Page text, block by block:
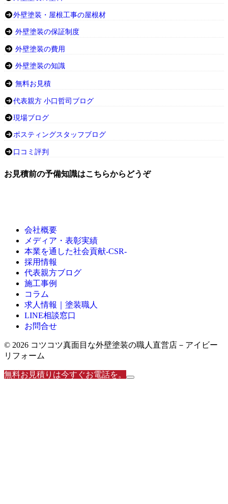
外壁塗装・屋根工事の屋根材
外壁塗装の保証制度
外壁塗装の費用
外壁塗装の知識
無料お見積
代表親方 小口哲司ブログ
現場ブログ
ポスティングスタッフブログ
口コミ評判
お見積前の予備知識はこちらからどうぞ
会社概要
メディア・表彰実績
本業を通した社会貢献-CSR-
採用情報
代表親方ブログ
施工事例
コラム
求人情報｜塗装職人
LINE相談窓口
お問合せ
© 2026 コツコツ真面目な外壁塗装の職人直営店－アイビー
リフォーム
無料お見積りは今すぐお電話を。